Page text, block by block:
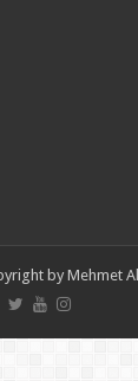
by Mehmet Ali